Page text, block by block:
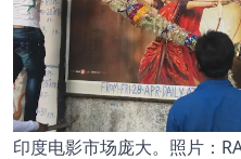
印度电影市场庞大。照片：